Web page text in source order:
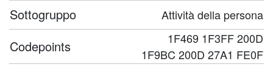
Sottogruppo Attività della persona
Codepoints
1F469 1F3FF 200D
1F9BC 200D 27A1 FE0F